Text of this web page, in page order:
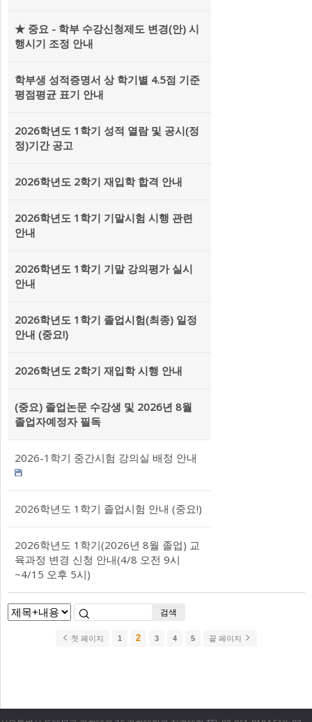
★ 중요 - 학부 수강신청제도 변경(안) 시
행시기 조정 안내
학부생 성적증명서 상 학기별 4.5점 기준
평점평균 표기 안내
2026학년도 1학기 성적 열람 및 공시(정
정)기간 공고
2026학년도 2학기 재입학 합격 안내
2026학년도 1학기 기말시험 시행 관련
안내
2026학년도 1학기 기말 강의평가 실시
안내
2026학년도 1학기 졸업시험(최종) 일정
안내 (중요!)
2026학년도 2학기 재입학 시행 안내
(중요) 졸업논문 수강생 및 2026년 8월
졸업자예정자 필독
2026-1학기 중간시험 강의실 배정 안내
2026학년도 1학기 졸업시험 안내 (중요!)
2026학년도 1학기(2026년 8월 졸업) 교
육과정 변경 신청 안내(4/8 오전 9시
~4/15 오후 5시)
검색
첫 페이지 1 2 3 4 5 끝 페이지